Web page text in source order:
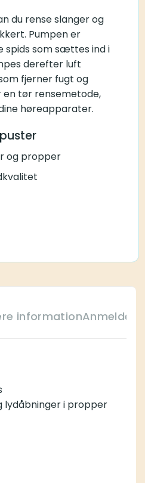
du rense slanger og
Pumpen er
spids som sættes ind i
derefter luft
fjerner fugt og
en tør rensemetode,
høreapparater.
og propper
information
lydåbninger i propper